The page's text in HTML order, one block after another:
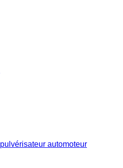
pulvérisateur automoteur